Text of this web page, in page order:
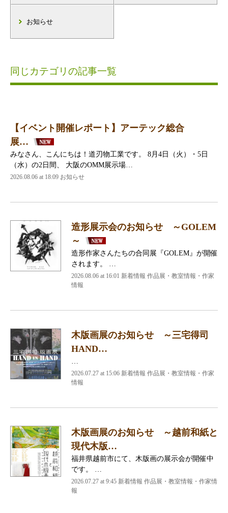
お知らせ
同じカテゴリの記事一覧
【イベント開催レポート】アーテック総合
展…
みなさん、こんにちは！道刃物工業です。 8月4日（火）・5日
（水）の2日間、 大阪のOMM展示場…
2026.08.06 at 18:09 お知らせ
造形展示会のお知らせ ～GOLEM
～
造形作家さんたちの合同展『GOLEM』が開催
されます。 …
2026.08.06 at 16:01 新着情報 作品展・教室情報・作家
情報
木版画展のお知らせ ～三宅得司
HAND…
2026.07.27 at 15:06 新着情報 作品展・教室情報・作家
情報
木版画展のお知らせ ～越前和紙と
現代木版…
福井県越前市にて、木版画の展示会が開催中
です。 …
2026.07.27 at 9:45 新着情報 作品展・教室情報・作家情
報